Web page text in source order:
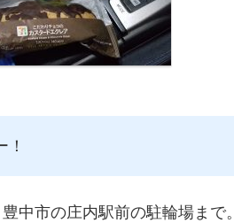
中市の庄内駅前の駐輪場まで。